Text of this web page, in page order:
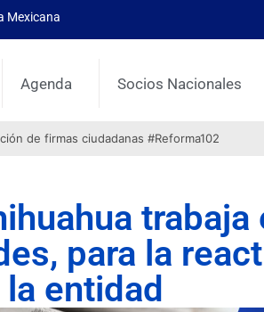
Mexicana
Agenda Socios Nacionales
de firmas ciudadanas #Reforma102
para la
entidad